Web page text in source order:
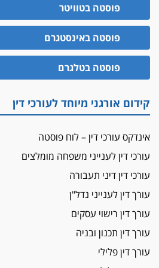
הדין למשמעת
האופנוע חזר הביתה
עו"ד גיל פרידמן והרפתקאות
הזכות לטנף
זוכה עורך-דין שהשווה את ברק
מאסר לעורך הדין
פיקטיביות בשם פלסטינים
על המידתיות
ביה"ד המשמעתי ביטל השעיה
עורכת-דין שהביעה שמחה ב-7 באוקטובר
אשם
עו"ד הלל בבייב הורשע בהונאת
ההסדר: 7-9 שנות מאסר
דין ומקרקעין
פוסטה בטוויטר
פוסטה באינסטגרם
פוסטה בטלגרם
קידום אורגני מיוחד לעורכי דין
אינדקס עורכי דין – לוח פוסטה
עורכי דין לענייני משפחה מומלצים
עורכי דין דיני תעבורה
עורך דין לענייני נדל"ן
עורך דין רישוי עסקים
עורך דין תכנון ובניה
עורך דין פלילי